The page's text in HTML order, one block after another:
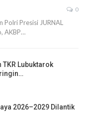
0
Presisi JURNAL
AKBP…
Lubuktarok
2026–2029 Dilantik